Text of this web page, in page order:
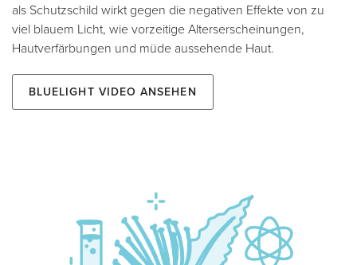
als Schutzschild wirkt gegen die negativen Effekte von zu
viel blauem Licht, wie vorzeitige Alterserscheinungen,
Hautverfärbungen und müde aussehende Haut.
BlueLight Video ansehen